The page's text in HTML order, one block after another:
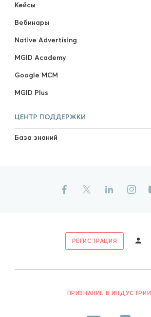
Кейсы
Вебинары
Native Advertising
MGID Academy
Google MCM
MGID Plus
ЦЕНТР ПОДДЕРЖКИ
База знаний
РЕГИСТРАЦИЯ
ПРИЗНАНИЕ В ИНДУСТРИИ